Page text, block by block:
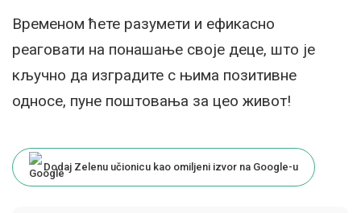
Временом ћете разумети и ефикасно
реаговати на понашање своје деце, што је
кључно да изградите с њима позитивне
односе, пуне поштовања за цео живот!
Dodaj Zelenu učionicu kao omiljeni izvor na Google-u